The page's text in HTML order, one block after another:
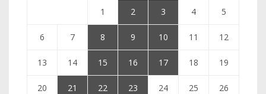
1 2 3 4 5
6 7 8 9 10 11 12
13 14 15 16 17 18 19
20 21 22 23 24 25 26